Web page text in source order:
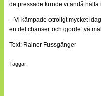
de pressade kunde vi ändå
– Vi kämpade otroligt mycket
en del chanser och gjorde två
Text: Rainer Fussgänger
Taggar: